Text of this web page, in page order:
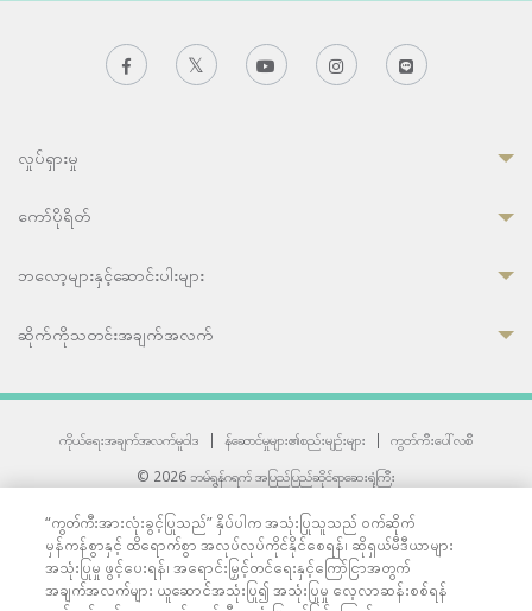
လှုပ်ရှားမှု
ကော်ပိုရိတ်
ဘလော့များနှင့်ဆောင်းပါးများ
ဆိုက်ကိုသတင်းအချက်အလက်
ကိုယ်ရေးအချက်အလက်မူဝါဒ | န်ဆောင်မှုများ၏စည်းမျဉ်းများ |
ကွတ်ကီးပေါ်လစီ
© 2026 ဘမ်ရွန်ဂရက် အပြည်ပြည်ဆိုင်ရာဆေးရုံကြီး
33 Sukhumvit 3, Wattana, Bangkok 10110 Thailand.
All rights reserved.
“ကွတ်ကီးအားလုံးခွင့်ပြုသည်” နှိပ်ပါက အသုံးပြုသူသည် ဝက်ဆိုက်
မှန်ကန်စွာနှင့် ထိရောက်စွာ အလုပ်လုပ်ကိုင်နိုင်စေရန်၊ ဆိုရှယ်မီဒီယာများ
အသုံးပြုမှု ဖွင့်ပေးရန်၊ အရောင်းမြှင့်တင်ရေးနှင့်ကြော်ငြာအတွက်
အချက်အလက်များ ယူဆောင်အသုံးပြု၍ အသုံးပြုမှု လေ့လာဆန်းစစ်ရန်